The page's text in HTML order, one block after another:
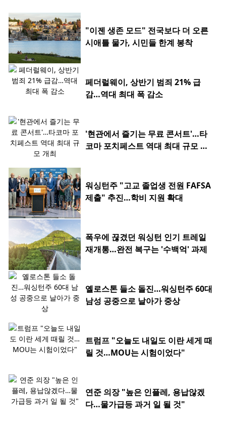
"이젠 생존 모드" 전국보다 더 오른
시애틀 물가, 시민들 한계 봉착
페더럴웨이, 상반기 범죄 21% 급
감…역대 최대 폭 감소
'현관에서 즐기는 무료 콘서트'…타
코마 포치페스트 역대 최대 규모 개
워싱턴주 "고교 졸업생 전원 FAFSA
제출" 추진…학비 지원 확대
폭우에 끊겼던 워싱턴 인기 트레일
재개통…완전 복구는 '수백억' 과제
옐로스톤 들소 돌진…워싱턴주 60대
남성 공중으로 날아가 중상
트럼프 "오늘도 내일도 이란 세게 때
릴 것…MOU는 시험이었다"
연준 의장 "높은 인플레, 용납않겠
다…물가급등 과거 일 될 것"